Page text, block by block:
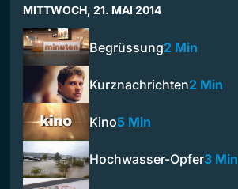
MITTWOCH, 21. MAI 2014
Begrüssung2 Min
Kurznachrichten2 Min
Kino5 Min
Hochwasser-Opfer3 Min